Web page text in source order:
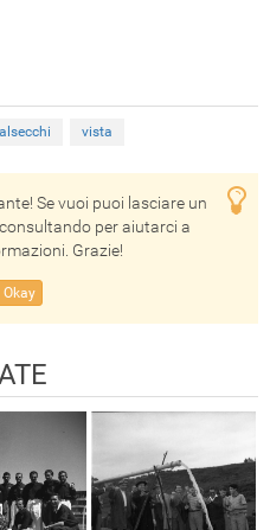
vista
Se vuoi puoi lasciare un
per aiutarci a
Grazie!
Okay